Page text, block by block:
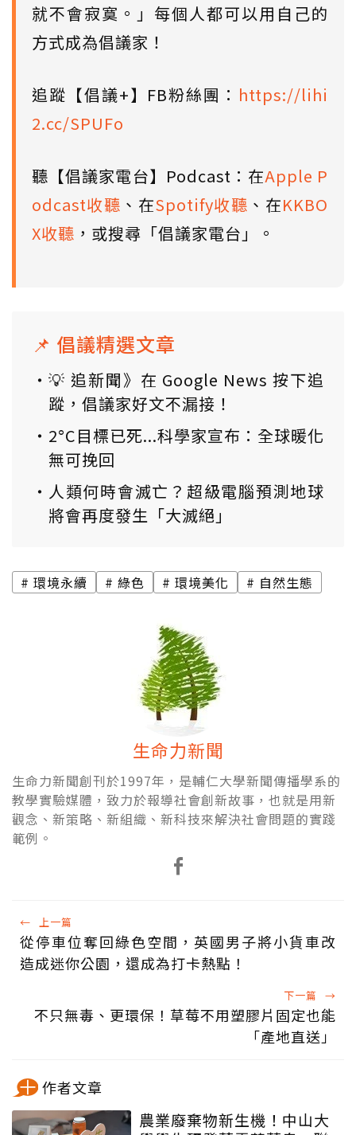
就不會寂寞。」每個人都可以用自己的
方式成為倡議家！
追蹤【倡議+】FB粉絲團： https://lihi
2.cc/SPUFo
聽【倡議家電台】Podcast：在Apple P
odcast收聽 、在Spotify收聽 、在KKBO
X收聽 ，或搜尋「倡議家電台」。
📌 倡議精選文章
💡 追新聞》在 Google News 按下追
蹤，倡議家好文不漏接！
2°C目標已死...科學家宣布：全球暖化
無可挽回
人類何時會滅亡？超級電腦預測地球
將會再度發生「大滅絕」
環境永續 綠色 環境美化 自然生態
生命力新聞
生命力新聞創刊於1997年，是輔仁大學新聞傳播學系的
教學實驗媒體，致力於報導社會創新故事，也就是用新
觀念、新策略、新組織、新科技來解決社會問題的實踐
範例。
← 上一篇
從停車位奪回綠色空間，英國男子將小貨車改
造成迷你公園，還成為打卡熱點！
下一篇 →
不只無毒、更環保！草莓不用塑膠片固定也能
「產地直送」
作者文章
農業廢棄物新生機！中山大